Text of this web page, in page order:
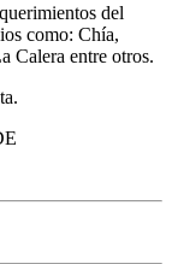
del
como: Chía,
Calera entre otros.